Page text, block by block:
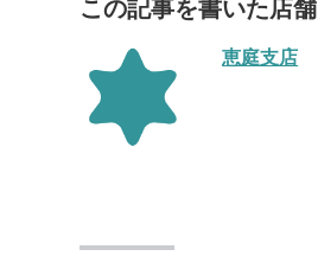
この記事を書いた店舗
恵庭支店